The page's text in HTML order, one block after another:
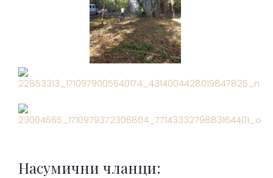
Насумични чланци: